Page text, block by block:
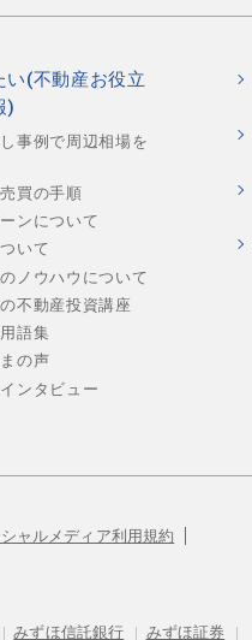
い(不動産お役立
)
事例で周辺相場を
買の手順
ンについて
いて
ノウハウについて
不動産投資講座
語集
の声
ンタビュー
シャルメディア利用規約
| みずほ信託銀行 | みずほ証券 |